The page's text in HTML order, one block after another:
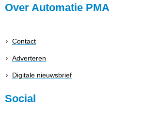
Over Automatie PMA
Contact
Adverteren
Digitale nieuwsbrief
Social